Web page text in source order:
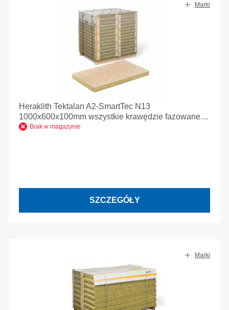
Marki
Heraklith Tektalan A2-SmartTec N13
1000x600x100mm wszystkie krawędzie fazowane
krawędzie
Brak w magazynie
SZCZEGÓŁY
Marki